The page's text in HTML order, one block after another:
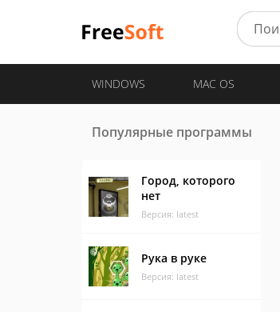
WINDOWS MAC OS
Популярные программы
Город, которого
нет
Версия: latest
Рука в руке
Версия: latest